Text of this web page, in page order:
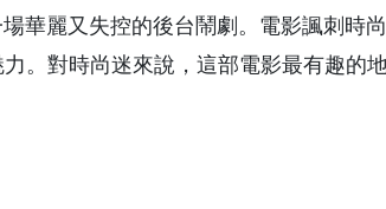
華麗又失控的後台鬧劇。電影諷刺時
。對時尚迷來說，這部電影最有趣的